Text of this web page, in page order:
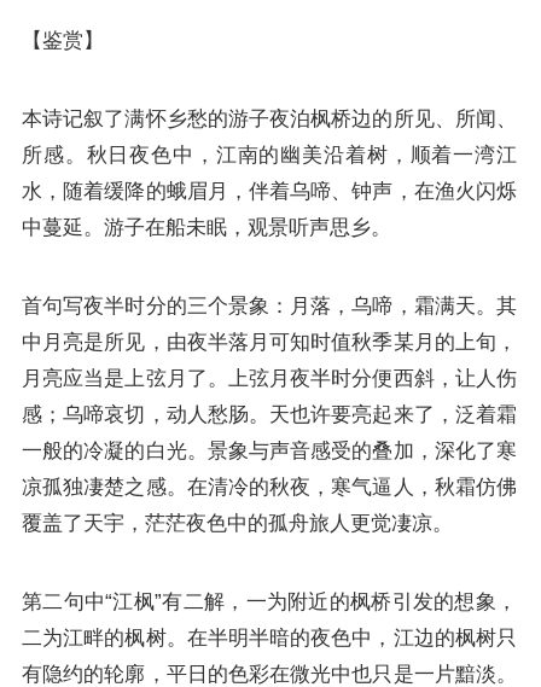
【鉴赏】
本诗记叙了满怀乡愁的游子夜泊枫桥边的所见、所闻、
所感。秋日夜色中，江南的幽美沿着树，顺着一湾江
水，随着缓降的蛾眉月，伴着乌啼、钟声，在渔火闪烁
中蔓延。游子在船未眠，观景听声思乡。
首句写夜半时分的三个景象：月落，乌啼，霜满天。其
中月亮是所见，由夜半落月可知时值秋季某月的上旬，
月亮应当是上弦月了。上弦月夜半时分便西斜，让人伤
感；乌啼哀切，动人愁肠。天也许要亮起来了，泛着霜
一般的冷凝的白光。景象与声音感受的叠加，深化了寒
凉孤独凄楚之感。在清冷的秋夜，寒气逼人，秋霜仿佛
覆盖了天宇，茫茫夜色中的孤舟旅人更觉凄凉。
第二句中“江枫”有二解，一为附近的枫桥引发的想象，
二为江畔的枫树。在半明半暗的夜色中，江边的枫树只
有隐约的轮廓，平日的色彩在微光中也只是一片黯淡。